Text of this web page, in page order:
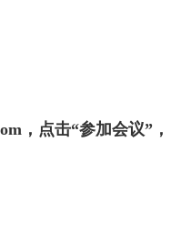
，点击“参加会议”，